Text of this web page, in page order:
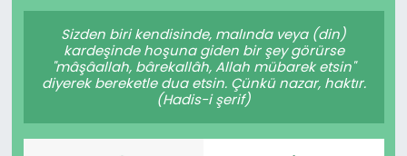
Sizden biri kendisinde, malında veya (din)
kardeşinde hoşuna giden bir şey görürse
"mâşâallah, bârekallâh, Allah mübarek etsin"
diyerek bereketle dua etsin. Çünkü nazar, haktır.
(Hadis-i şerif)
Gündem
KKTC
KKTC YEREL SEÇİM 2018